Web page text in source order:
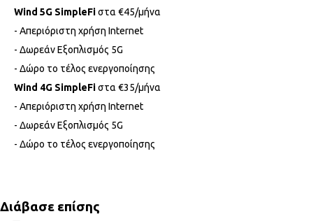
Wind 5G SimpleFiστα €45/μήνα
- Απεριόριστη χρήση Internet
- Δωρεάν Εξοπλισμός 5G
- Δώρο το τέλος ενεργοποίησης
Wind 4G SimpleFiστα €35/μήνα
- Απεριόριστη χρήση Internet
- Δωρεάν Εξοπλισμός 5G
- Δώρο το τέλος ενεργοποίησης
Διάβασε επίσης